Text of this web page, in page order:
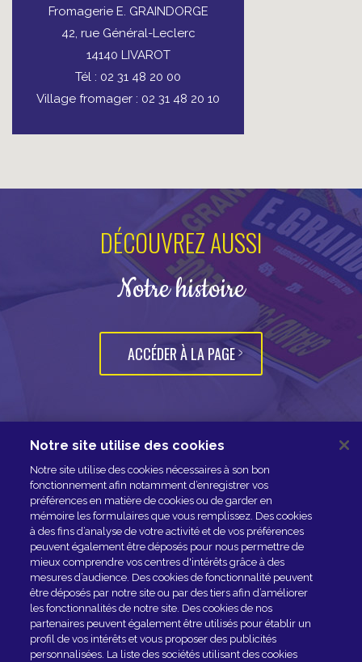
Fromagerie E. GRAINDORGE
42, rue Général-Leclerc
14140 LIVAROT
Tél : 02 31 48 20 00
Village fromager : 02 31 48 20 10
DÉCOUVREZ AUSSI
Notre histoire
ACCÉDER À LA PAGE
NOUS CONTACTER
ESPACE PRESSE
NOS PARTENAIRES
Notre site utilise des cookies
Notre site utilise des cookies nécessaires à son bon
fonctionnement afin notamment d’enregistrer vos
préférences en matière de cookies ou de garder en
mémoire les formulaires que vous remplissez. Des cookies
à des fins d’analyse de votre activité et de vos préférences
peuvent également être déposés pour nous permettre de
mieux comprendre vos centres d'intérêts grâce à des
mesures d’audience. Des cookies de fonctionnalité peuvent
être déposés par notre site ou par des tiers afin d’améliorer
les fonctionnalités de notre site. Des cookies de nos
partenaires peuvent également être utilisés pour établir un
profil de vos intérêts et vous proposer des publicités
personnalisées. La liste des sociétés utilisant des cookies